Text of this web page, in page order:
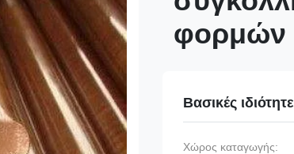
φορμών
Βασικές
Χώρος καταγωγής: